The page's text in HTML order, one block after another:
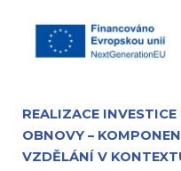
REALIZACE
OBNOVY –
VZDĚLÁNÍ V